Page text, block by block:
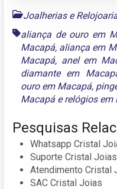
Joalherias e
aliança de ouro em
Macapá, aliança em
Macapá, anel em
diamante em
ouro em Macapá,
Macapáerelógios em
Pesquisas
Whatsapp Cristal
Suporte Cristal Joias
Atendimento Cristal
SAC Cristal Joias